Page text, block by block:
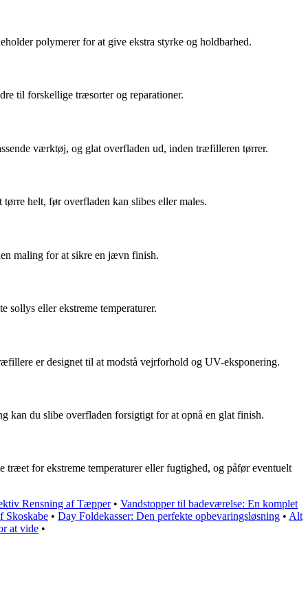
polymerer for at give ekstra styrke og holdbarhed.
til forskellige træsorter og reparationer.
værktøj, og glat overfladen ud, inden træfilleren tørrer.
helt, før overfladen kan slibes eller males.
maling for at sikre en jævn finish.
eller ekstreme temperaturer.
er designet til at modstå vejrforhold og UV-eksponering.
kan du slibe overfladen forsigtigt for at opnå en glat finish.
for ekstreme temperaturer eller fugtighed, og påfør eventuelt
Rensning af Tæpper• Vandstopper til badeværelse: En komplet
Skoskabe • Day Foldekasser: Den perfekte opbevaringsløsning • Alt
at vide •